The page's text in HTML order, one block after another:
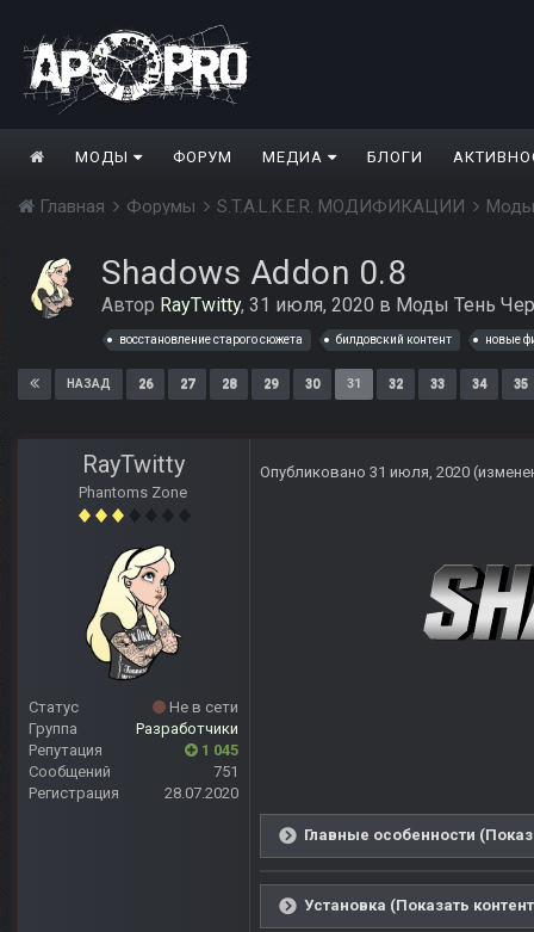
МОДЫ ФОРУМ МЕДИА БЛОГИ
Главная Форумы S.T.A.L.K.E.R. МОДИФИКАЦИИ
Shadows Addon 0.8
Автор RayTwitty, 31 июля, 2020 в Моды Тень
восстановление старого сюжета билдовский контент новые
НАЗАД 26 27 28 29 30 31 32 33 34 35
RayTwitty
Phantoms Zone
Статус
Не в сети
Группа
Разработчики
Репутация
1 045
Сообщений
751
Регистрация
28.07.2020
Опубликовано 31 июля, 2020
Главные особенности
Установка (Показать